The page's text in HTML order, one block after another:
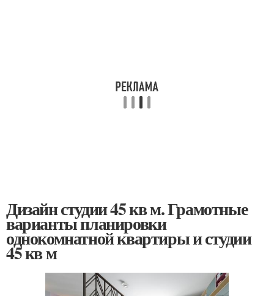
Дизайн студии 45 кв м. Грамотные
варианты планировки
однокомнатной квартиры и студии
45 кв м